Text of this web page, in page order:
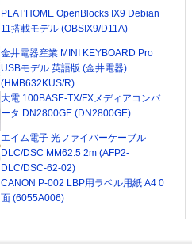
PLAT'HOME OpenBlocks IX9 Debian
11搭載モデル (OBSIX9/D11A)
金井電器産業 MINI KEYBOARD Pro
USBモデル 英語版 (金井電器)
(HMB632KUS/R)
大電 100BASE-TX/FXメディアコンバ
ータ DN2800GE (DN2800GE)
エイム電子 光ファイバーケーブル
DLC/DSC MM62.5 2m (AFP2-
DLC/DSC-62-02)
CANON P-002 LBP用ラベル用紙 A4 0
面 (6055A006)